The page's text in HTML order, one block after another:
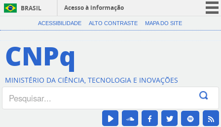
BRASIL
Acesso à informação
CORONAVÍRUS (COVID-19)
Canais
ACESSIBILIDADE ALTO CONTRASTE MAPA DO SITE
CNPq
MINISTÉRIO DA CIÊNCIA, TECNOLOGIA E INOVAÇÕES